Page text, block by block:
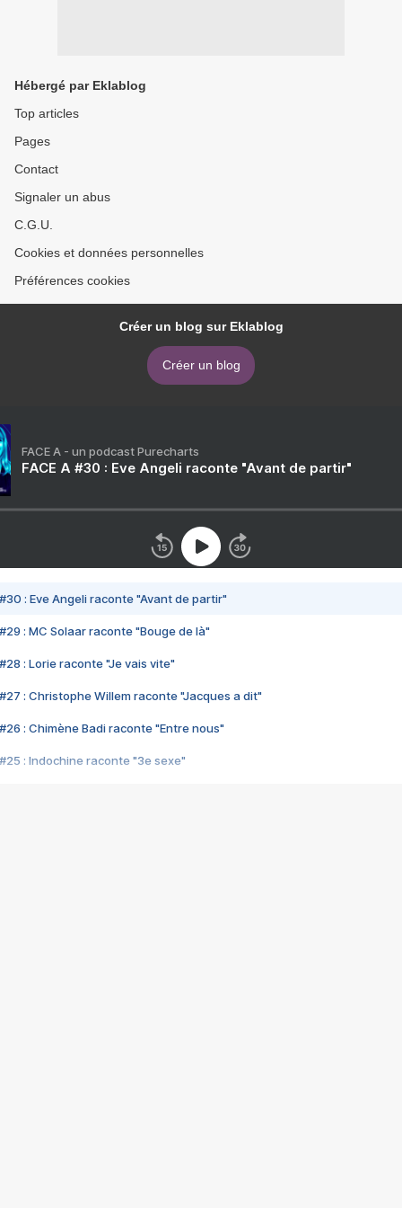
Hébergé par Eklablog
Top articles
Pages
Contact
Signaler un abus
C.G.U.
Cookies et données personnelles
Préférences cookies
Créer un blog sur Eklablog
Créer un blog
FACE A - un podcast Purecharts
FACE A #30 : Eve Angeli raconte "Avant de partir"
#30 : Eve Angeli raconte "Avant de partir"
#29 : MC Solaar raconte "Bouge de là"
#28 : Lorie raconte "Je vais vite"
#27 : Christophe Willem raconte "Jacques a dit"
#26 : Chimène Badi raconte "Entre nous"
#25 : Indochine raconte "3e sexe"